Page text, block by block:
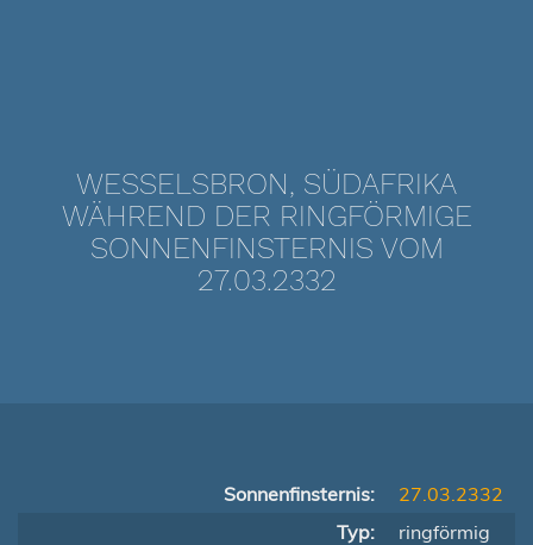
WESSELSBRON, SÜDAFRIKA
WÄHREND DER RINGFÖRMIGE
SONNENFINSTERNIS VOM
27.03.2332
Sonnenfinsternis:
27.03.2332
Typ:
ringförmig